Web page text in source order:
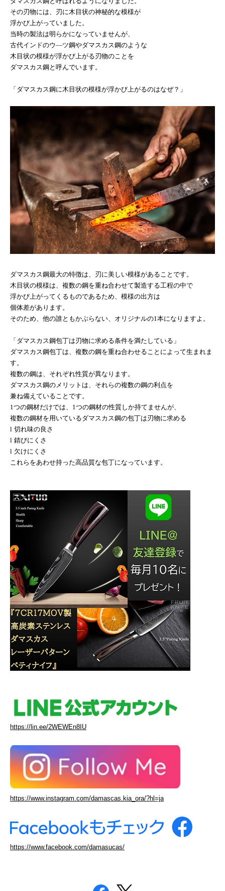
その刃物には、刃に木目状の神秘的な模様が
浮かび上がっていました。
当時の製法は明らかになっていませんが、
古代インドのウ―ツ鋼やダマスカス鋼のような
木目状の模様が浮かび上がる刃物のことを
ダマスカス鋼と呼んでいます。
「ダマスカス鋼に木目状の模様が浮かび上がるのはなぜ？」
ダマスカス鋼最大の特徴は、刃に美しい模様があることです。
木目状の模様は、複数の鋼を重ね合わせて製造する工程の中で
浮かび上がってくるものであるため、模様の出方は
個体差があります。
そのため、他の誰ともかぶらない、オリジナルの1本になりますよ。
「ダマスカス鋼包丁は刃物に求める条件を満たしている」
ダマスカス鋼包丁は、複数の鋼を重ね合わせることによって生まれま
す。
複数の鋼は、それぞれ性質が異なります。
ダマスカス鋼のメリットは、それらの複数の鋼の利点を
兼ね備えていることです。
1つの鋼材だけでは、 1つの鋼材の性質しか持てませんが、
複数の鋼材を用いているダマスカス鋼の包丁は刃物に求める
l 切れ味の良さ
l 錆びにくさ
l 欠けにくさ
これらをあわせ持った高品質な包丁になっています。
https://lin.ee/2WEWEn8IU
https://www.instagram.com/damascas.kia_ora/?hl=ja
https://www.facebook.com/damasucas/